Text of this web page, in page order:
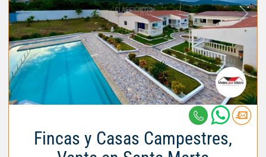
Fincas y Casas Campestres,